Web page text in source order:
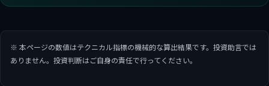
※ 本ページの数値はテクニカル指標の機械的な算出結果です。投資助言では
ありません。投資判断はご自身の責任で行ってください。